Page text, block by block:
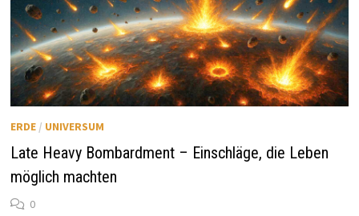
ERDE / UNIVERSUM
Late Heavy Bombardment – Einschläge, die Leben
möglich machten
0